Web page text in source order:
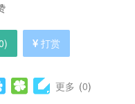
) 打赏
更多 (0)